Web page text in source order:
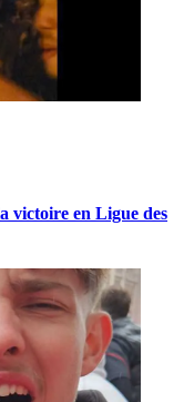
victoire en Ligue des